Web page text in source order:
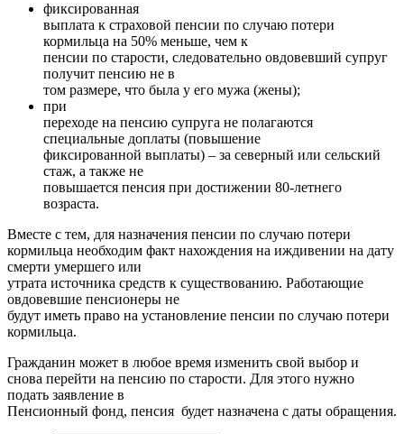
фиксированная
выплата к страховой пенсии по случаю потери
кормильца на 50% меньше, чем к
пенсии по старости, следовательно овдовевший супруг
получит пенсию не в
том размере, что была у его мужа (жены);
при
переходе на пенсию супруга не полагаются
специальные доплаты (повышение
фиксированной выплаты) – за северный или сельский
стаж, а также не
повышается пенсия при достижении 80-летнего
возраста.
Вместе с тем, для назначения пенсии по случаю потери
кормильца необходим факт нахождения на иждивении на дату
смерти умершего или
утрата источника средств к существованию. Работающие
овдовевшие пенсионеры не
будут иметь право на установление пенсии по случаю потери
кормильца.
Гражданин может в любое время изменить свой выбор и
снова перейти на пенсию по старости. Для этого нужно
подать заявление в
Пенсионный фонд, пенсия будет назначена с даты обращения.